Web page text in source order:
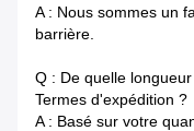
A : Nous sommes un
barrière.
Q : De quelle
Termes d'expédition ?
A : Basé sur votre